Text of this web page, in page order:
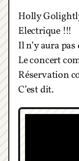
Holly
Electrique !!!
Il n’y aura
Le concert
Réservation
C’est dit.